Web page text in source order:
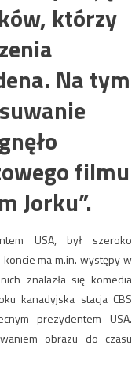
którzy
Na tym
filmu
Jorku”.
USA, był szeroko
ma m.in. występy w
znalazła się komedia
kanadyjska stacja CBS
prezydentem USA.
obrazu do czasu